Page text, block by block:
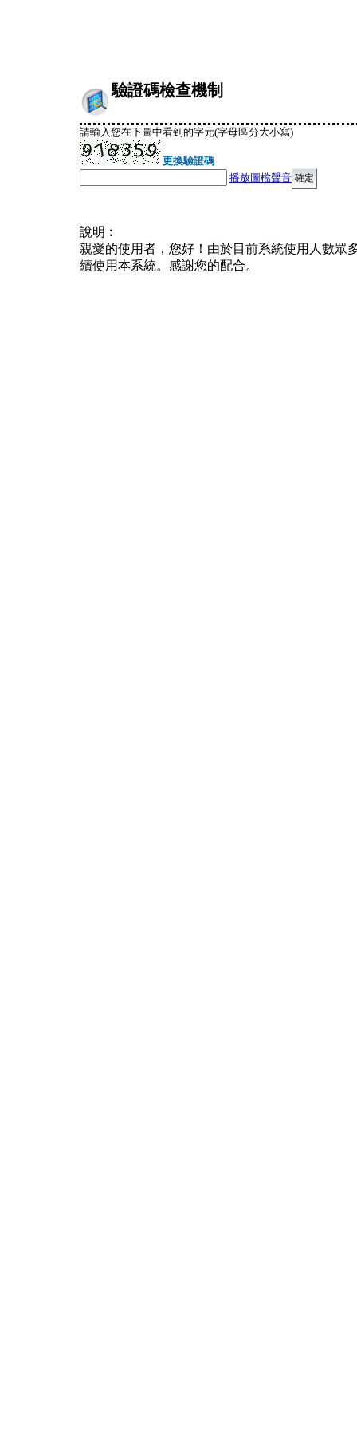
驗證碼檢查機制
請輸入您在下圖中看到的字元(字母區分大小寫)
更換驗證碼
播放圖檔聲音
說明︰
親愛的使用者，您好！由於目前系統使用人數眾
續使用本系統。感謝您的配合。